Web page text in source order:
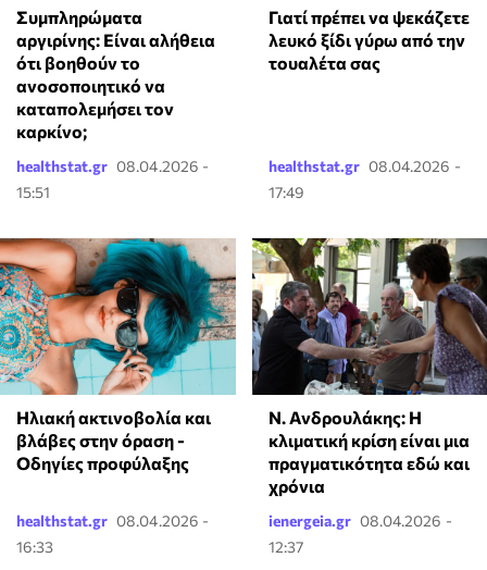
⁠Συμπληρώματα
αργιρίνης: Είναι αλήθεια
ότι βοηθούν το
ανοσοποιητικό να
καταπολεμήσει τον
καρκίνο;
healthstat.gr 08.04.2026 -
15:51
Γιατί πρέπει να ψεκάζετε
λευκό ξίδι γύρω από την
τουαλέτα σας
healthstat.gr 08.04.2026 -
17:49
Ηλιακή ακτινοβολία και
βλάβες στην όραση -
Οδηγίες προφύλαξης
healthstat.gr 08.04.2026 -
16:33
Ν. Ανδρουλάκης: Η
κλιματική κρίση είναι μια
πραγματικότητα εδώ και
χρόνια
ienergeia.gr 08.04.2026 -
12:37